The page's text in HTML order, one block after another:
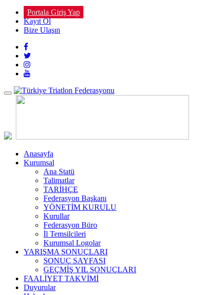
Portala Giriş Yap
Kayıt Ol
Bize Ulaşın
Toggle
navigation
Anasayfa
Kurumsal
Ana Statü
Talimatlar
TARİHÇE
Federasyon Başkanı
YÖNETİM KURULU
Kurullar
Federasyon Büro
İl Temsilcileri
Kurumsal Logolar
YARIŞMA SONUÇLARI
SONUÇ SAYFASI
GEÇMİŞ YIL SONUÇLARI
FAALİYET TAKVİMİ
Duyurular